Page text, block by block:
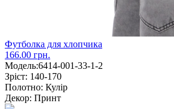
Футболка для хлопчика
166.00 грн.
Модель:6414-001-33-1-2
Зріст: 140-170
Полотно: Кулір
Декор: Принт